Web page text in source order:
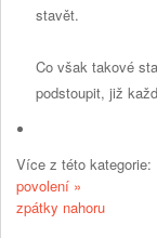
stavět.
Co však takové
podstoupit, již
Více z této kategorie:
povolení »
zpátky nahoru